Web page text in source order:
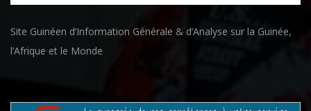
Site Guinéen d’Information Générale & d’Analyse sur la Guinée,
l’Afrique et le Monde